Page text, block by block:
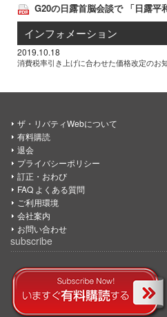
G20の日露首脳会談で 「日露平
インフォメーション
2019.10.18
消費税率引き上げに合わせた価格改定のお
ザ・リバティWebについて
有料購読
退会
プライバシーポリシー
訂正・おわび
FAQ よくある質問
ご利用環境
会社案内
お問い合わせ
subscribe